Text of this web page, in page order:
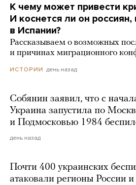
К чему может привести
И коснется ли он
в Испании?
Рассказываем о возможных
и причинах миграционного
ИСТОРИИ день назад
Собянин заявил, что с
Украина запустила по
и Подмосковью 1984
день назад
Почти 400 украинских
атаковали регионы России